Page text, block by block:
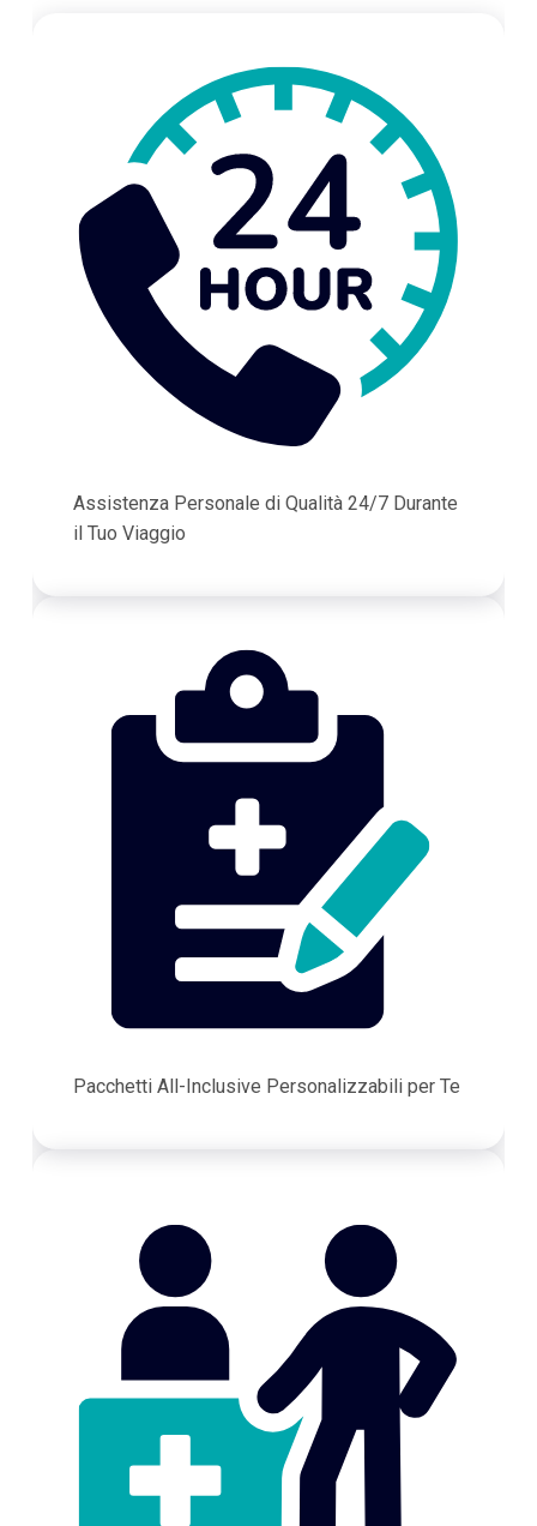
Assistenza Personale di Qualità 24/7 Durante
il Tuo Viaggio
Pacchetti All-Inclusive Personalizzabili per Te